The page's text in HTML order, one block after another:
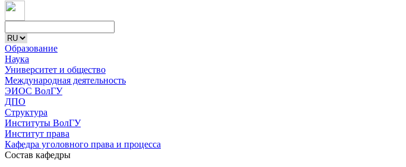
Образование
Наука
Университет и общество
Международная деятельность
ЭИОС ВолГУ
ДПО
Структура
Институты ВолГУ
Институт права
Кафедра уголовного права и процесса
Состав кафедры